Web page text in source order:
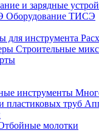
Оборудование ТИСЭ
Строительные
молотки